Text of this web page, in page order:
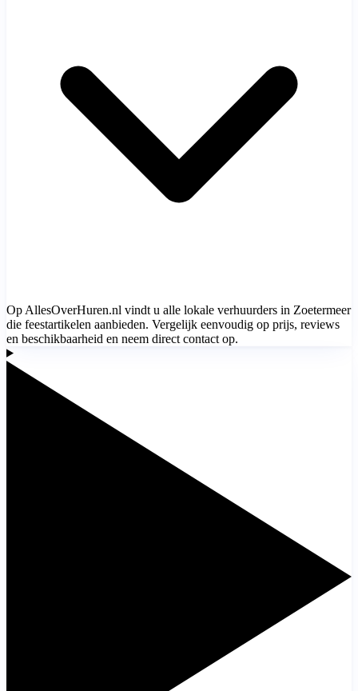
Op AllesOverHuren.nl vindt u alle lokale verhuurders in Zoetermeer
die feestartikelen aanbieden. Vergelijk eenvoudig op prijs, reviews
en beschikbaarheid en neem direct contact op.